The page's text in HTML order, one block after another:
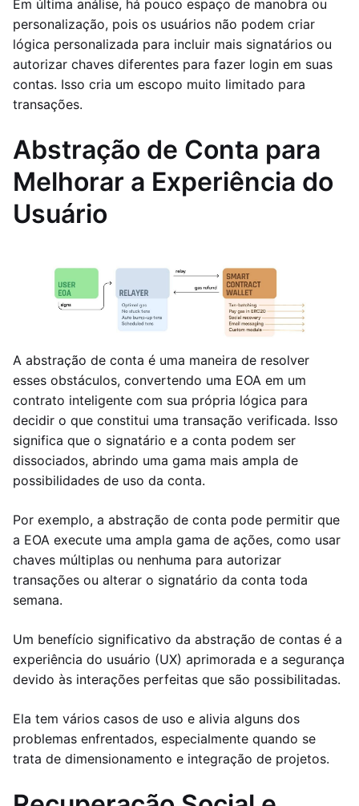
Em última análise, há pouco espaço de manobra ou
personalização, pois os usuários não podem criar
lógica personalizada para incluir mais signatários ou
autorizar chaves diferentes para fazer login em suas
contas. Isso cria um escopo muito limitado para
transações.
Abstração de Conta para
Melhorar a Experiência do
Usuário
A abstração de conta é uma maneira de resolver
esses obstáculos, convertendo uma EOA em um
contrato inteligente com sua própria lógica para
decidir o que constitui uma transação verificada. Isso
significa que o signatário e a conta podem ser
dissociados, abrindo uma gama mais ampla de
possibilidades de uso da conta.
Por exemplo, a abstração de conta pode permitir que
a EOA execute uma ampla gama de ações, como usar
chaves múltiplas ou nenhuma para autorizar
transações ou alterar o signatário da conta toda
semana.
Um benefício significativo da abstração de contas é a
experiência do usuário (UX) aprimorada e a segurança
devido às interações perfeitas que são possibilitadas.
Ela tem vários casos de uso e alivia alguns dos
problemas enfrentados, especialmente quando se
trata de dimensionamento e integração de projetos.